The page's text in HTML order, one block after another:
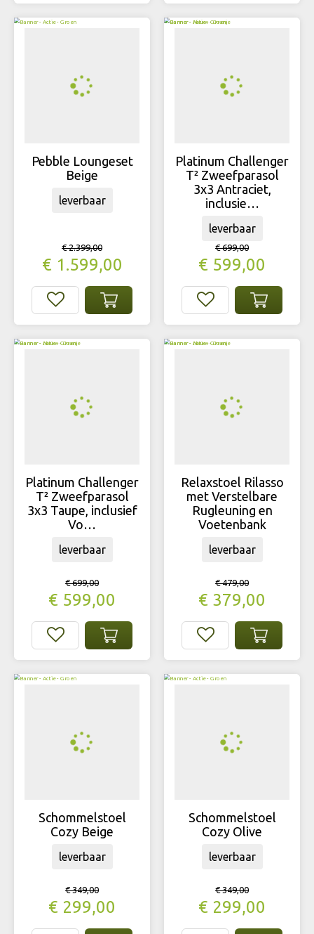
Pebble Loungeset
Beige
€ 2.399,00
€ 1.599,00
leverbaar
Platinum Challenger
T² Zweefparasol
3x3 Antraciet,
inclusie…
€ 699,00
€ 599,00
leverbaar
Platinum Challenger
T² Zweefparasol
3x3 Taupe, inclusief
Vo…
€ 699,00
€ 599,00
leverbaar
Relaxstoel Rilasso
met Verstelbare
Rugleuning en
Voetenbank
€ 479,00
€ 379,00
leverbaar
Schommelstoel
Cozy Beige
€ 349,00
€ 299,00
leverbaar
Schommelstoel
Cozy Olive
€ 349,00
€ 299,00
leverbaar